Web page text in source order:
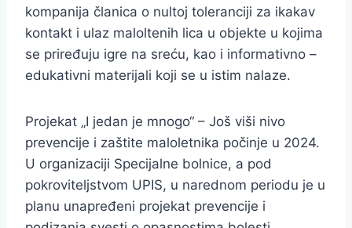
kompanija članica o nultoj toleranciji za ikakav
kontakt i ulaz maloltenih lica u objekte u kojima
se priređuju igre na sreću, kao i informativno –
edukativni materijali koji se u istim nalaze.
Projekat „I jedan je mnogo“ – Još viši nivo
prevencije i zaštite maloletnika počinje u 2024.
U organizaciji Specijalne bolnice, a pod
pokroviteljstvom UPIS, u narednom periodu je u
planu unapređeni projekat prevencije i